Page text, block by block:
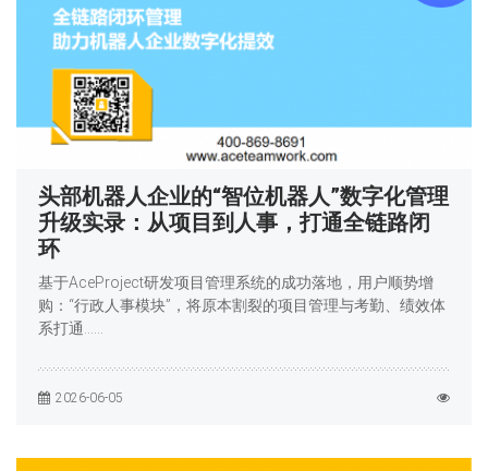
头部机器人企业的“智位机器人”数字化管理
升级实录：从项目到人事，打通全链路闭
环
基于AceProject研发项目管理系统的成功落地，用户顺势增
购：“行政人事模块”，将原本割裂的项目管理与考勤、绩效体
系打通……
2026-06-05